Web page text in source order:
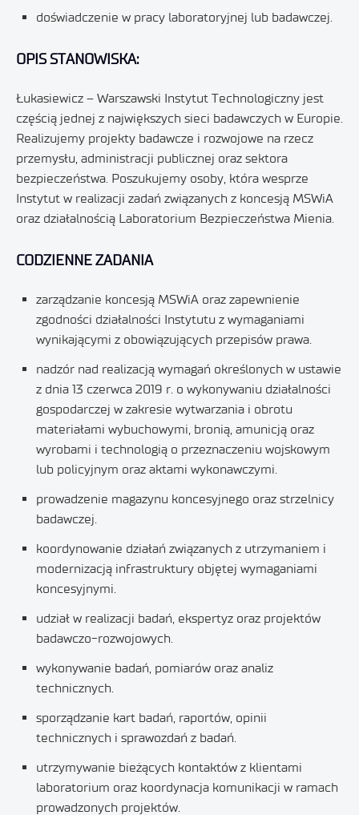
doświadczenie w pracy laboratoryjnej lub badawczej.
OPIS STANOWISKA:
Łukasiewicz – Warszawski Instytut Technologiczny jest
częścią jednej z największych sieci badawczych w Europie.
Realizujemy projekty badawcze i rozwojowe na rzecz
przemysłu, administracji publicznej oraz sektora
bezpieczeństwa. Poszukujemy osoby, która wesprze
Instytut w realizacji zadań związanych z koncesją MSWiA
oraz działalnością Laboratorium Bezpieczeństwa Mienia.
CODZIENNE ZADANIA
zarządzanie koncesją MSWiA oraz zapewnienie
zgodności działalności Instytutu z wymaganiami
wynikającymi z obowiązujących przepisów prawa.
nadzór nad realizacją wymagań określonych w ustawie
z dnia 13 czerwca 2019 r. o wykonywaniu działalności
gospodarczej w zakresie wytwarzania i obrotu
materiałami wybuchowymi, bronią, amunicją oraz
wyrobami i technologią o przeznaczeniu wojskowym
lub policyjnym oraz aktami wykonawczymi.
prowadzenie magazynu koncesyjnego oraz strzelnicy
badawczej.
koordynowanie działań związanych z utrzymaniem i
modernizacją infrastruktury objętej wymaganiami
koncesyjnymi.
udział w realizacji badań, ekspertyz oraz projektów
badawczo-rozwojowych.
wykonywanie badań, pomiarów oraz analiz
technicznych.
sporządzanie kart badań, raportów, opinii
technicznych i sprawozdań z badań.
utrzymywanie bieżących kontaktów z klientami
laboratorium oraz koordynacja komunikacji w ramach
prowadzonych projektów.